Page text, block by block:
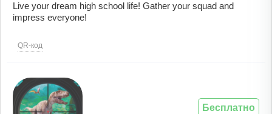
Live your dream high school life! Gather your squad and
impress everyone!
QR-код
Бесплатно